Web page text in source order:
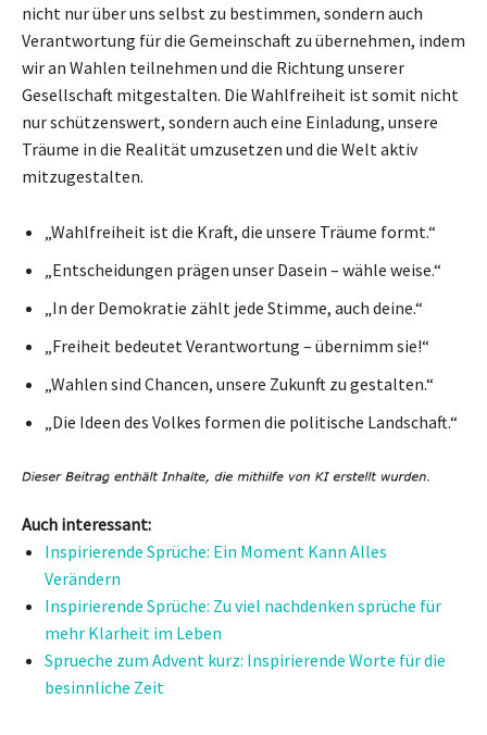
nicht nur über uns selbst zu bestimmen, sondern auch
Verantwortung für die Gemeinschaft zu übernehmen, indem
wir an Wahlen teilnehmen und die Richtung unserer
Gesellschaft mitgestalten. Die Wahlfreiheit ist somit nicht
nur schützenswert, sondern auch eine Einladung, unsere
Träume in die Realität umzusetzen und die Welt aktiv
mitzugestalten.
„Wahlfreiheit ist die Kraft, die unsere Träume formt.“
„Entscheidungen prägen unser Dasein – wähle weise.“
„In der Demokratie zählt jede Stimme, auch deine.“
„Freiheit bedeutet Verantwortung – übernimm sie!“
„Wahlen sind Chancen, unsere Zukunft zu gestalten.“
„Die Ideen des Volkes formen die politische Landschaft.“
Auch interessant:
Inspirierende Sprüche: Ein Moment Kann Alles
Verändern
Inspirierende Sprüche: Zu viel nachdenken sprüche für
mehr Klarheit im Leben
Sprueche zum Advent kurz: Inspirierende Worte für die
besinnliche Zeit